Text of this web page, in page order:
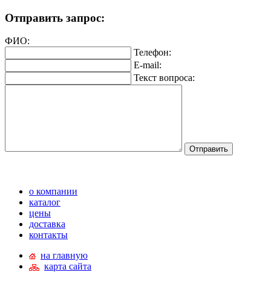
Отправить запрос:
ФИО:
Телефон:
E-mail:
Текст вопроса:
о компании
каталог
цены
доставка
контакты
на главную
карта сайта